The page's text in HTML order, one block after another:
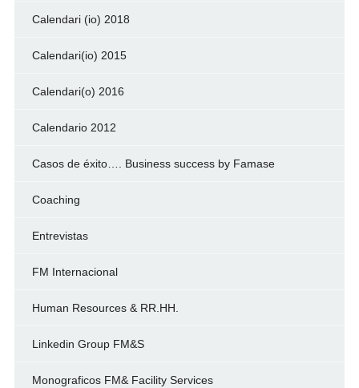
Calendari (io) 2018
Calendari(io) 2015
Calendari(o) 2016
Calendario 2012
Casos de éxito…. Business success by Famase
Coaching
Entrevistas
FM Internacional
Human Resources & RR.HH.
Linkedin Group FM&S
Monograficos FM& Facility Services